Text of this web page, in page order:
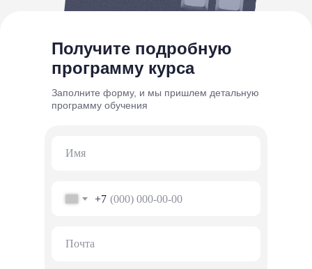
Получите подробную
программу курса
Имя
+7
Почта
Заполните форму, и мы пришлем детальную
программу обучения